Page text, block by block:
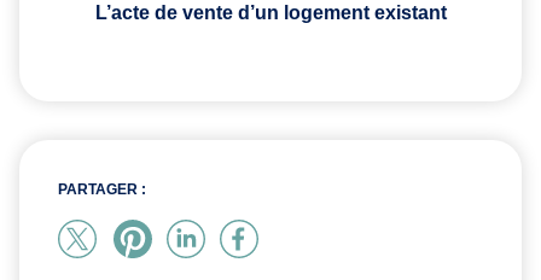
L’acte de vente d’un logement existant
PARTAGER :